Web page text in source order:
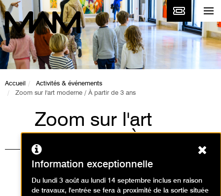
Accueil
Activités & événements
Zoom sur l'art moderne / À partir de 3 ans
Zoom sur l'art
moderne / À partir
de 3 ans
Animations / Créer en famille
Information exceptionnelle
Du lundi 3 août au lundi 14 septembre inclus en raison
de travaux, l'entrée se fera à proximité de la sortie située